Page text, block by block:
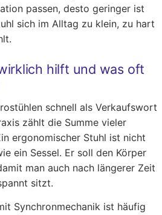
passen, desto geringer ist
sich im Alltag zu klein, zu hart
hilft und was oft
schnell als Verkaufswort
zählt die Summe vieler
ergonomischer Stuhl ist nicht
ein Sessel. Er soll den Körper
man auch nach längerer Zeit
sitzt.
Synchronmechanik ist häufig